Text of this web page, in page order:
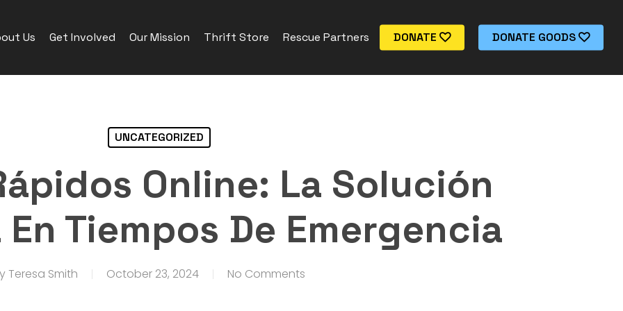
Us Get Involved Our Mission Thrift Store Rescue Partners DONATE DONATE GOODS
UNCATEGORIZED
Online: La Solución
Tiempos De Emergencia
Teresa Smith October 23, 2024 No Comments